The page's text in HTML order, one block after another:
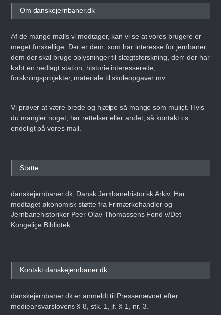
Om danskejernbaner.dk
Af de mange mails vi modtager, kan vi se at vores brugere er
meget forskellige. Der er dem, som har interesse for jernbaner,
dem der skal bruge oplysninger til slægtsforskning, dem der har
købt en nedlagt station, historie interesserede,
forskningsprojekter, materiale til skoleopgaver mv.
Vi prøver at være brede og hjælpe så mange som muligt. Hvis
du mangler noget, har rettelser eller andet, så kontakt os
endeligt på vores mail.
Støtte
danskejernbaner.dk, Dansk Jernbanehistorisk Arkiv, Har
modtaget økonomisk støtte fra Frimærkehandler og
Jernbanehistoriker Peer Olav Thomassens Fond v/Det
Kongelige Bibliotek.
Kontakt danskejernbaner.dk
danskejernbaner.dk er anmeldt til Pressenævnet efter
medieansvarslovens § 8, stk. 1, jf. § 1, nr. 3.